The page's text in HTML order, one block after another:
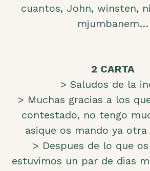
cuantos, John, winsten,
mjumbanem…
2 CARTA
> Saludos de la
> Muchas gracias a los
contestado, no tengo
asique os mando ya otra
> Despues de lo que
estuvimos un par de dias